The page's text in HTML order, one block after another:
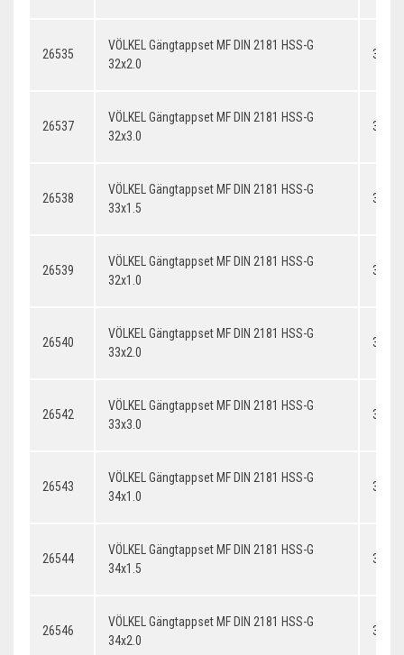
26535
VÖLKEL Gängtappset MF DIN 2181 HSS-G
32x2.0
26537
VÖLKEL Gängtappset MF DIN 2181 HSS-G
32x3.0
26538
VÖLKEL Gängtappset MF DIN 2181 HSS-G
33x1.5
26539
VÖLKEL Gängtappset MF DIN 2181 HSS-G
32x1.0
26540
VÖLKEL Gängtappset MF DIN 2181 HSS-G
33x2.0
26542
VÖLKEL Gängtappset MF DIN 2181 HSS-G
33x3.0
26543
VÖLKEL Gängtappset MF DIN 2181 HSS-G
34x1.0
26544
VÖLKEL Gängtappset MF DIN 2181 HSS-G
34x1.5
26546
VÖLKEL Gängtappset MF DIN 2181 HSS-G
34x2.0